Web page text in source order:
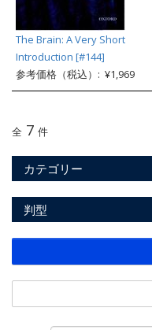
The Brain: A Very Short
Introduction [#144]
参考価格（税込）: ¥1,969
全 7 件
カテゴリー
判型